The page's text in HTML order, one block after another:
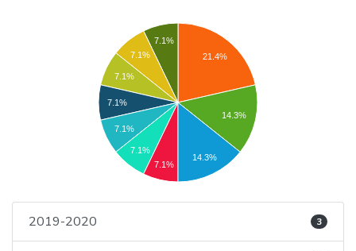
21.4%
14.3%
7.1%
7.1%
7.1%
7.1%
7.1%
7.1%
7.1%
14.3%
2019-2020 3